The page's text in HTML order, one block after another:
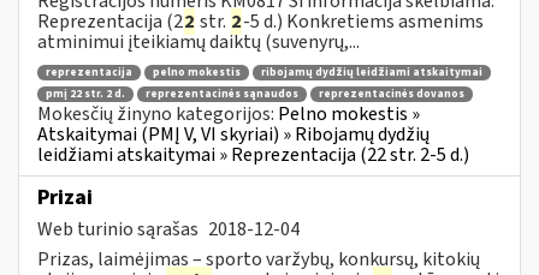
Reprezentacija (22 str. 2-5 d.) Konkretiems asmenims
atminimui įteikiamų daiktų (suvenyrų,...
reprezentacija pelno mokestis
ribojamų dydžių leidžiami atskaitymai
pmį 22 str. 2 d.
reprezentacinės sąnaudos reprezentacinės dovanos
Mokesčių žinyno kategorijos: Pelno mokestis »
Atskaitymai (PMĮ V, VI skyriai) » Ribojamų dydžių
leidžiami atskaitymai » Reprezentacija (22 str. 2-5 d.)
Prizai
Web turinio sąrašas 2018-12-04
Prizas, laimėjimas – sporto varžybų, konkursų, kitokių